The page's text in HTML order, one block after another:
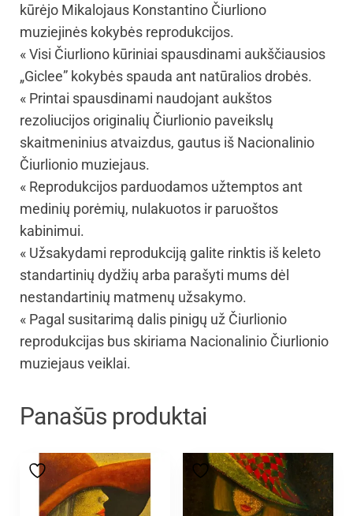
kūrėjo Mikalojaus Konstantino Čiurliono
muziejinės kokybės reprodukcijos.
« Visi Čiurliono kūriniai spausdinami aukščiausios
„Giclee” kokybės spauda ant natūralios drobės.
« Printai spausdinami naudojant aukštos
rezoliucijos originalių Čiurlionio paveikslų
skaitmeninius atvaizdus, gautus iš Nacionalinio
Čiurlionio muziejaus.
« Reprodukcijos parduodamos užtemptos ant
medinių porėmių, nulakuotos ir paruoštos
kabinimui.
« Užsakydami reprodukciją galite rinktis iš keleto
standartinių dydžių arba parašyti mums dėl
nestandartinių matmenų užsakymo.
« Pagal susitarimą dalis pinigų už Čiurlionio
reprodukcijas bus skiriama Nacionalinio Čiurlionio
muziejaus veiklai.
Panašūs produktai